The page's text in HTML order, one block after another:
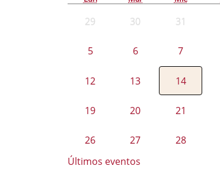
29 30 31
5 6 7
12 13 14
19 20 21
26 27 28
Últimos eventos